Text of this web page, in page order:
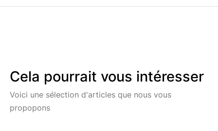
Cela pourrait vous intéresser
Voici une sélection d'articles que nous vous
propopons